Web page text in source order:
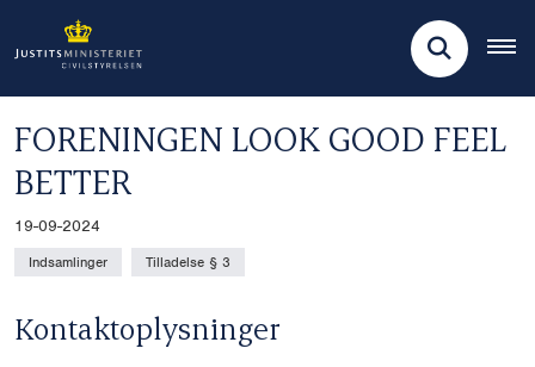
FORENINGEN LOOK GOOD FEEL
BETTER
19-09-2024
Indsamlinger Tilladelse § 3
Kontaktoplysninger